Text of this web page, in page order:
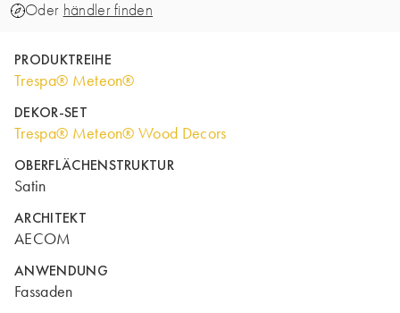
Oder händler finden
PRODUKTREIHE
Trespa® Meteon®
DEKOR-SET
Trespa® Meteon® Wood Decors
OBERFLÄCHENSTRUKTUR
Satin
ARCHITEKT
AECOM
ANWENDUNG
Fassaden